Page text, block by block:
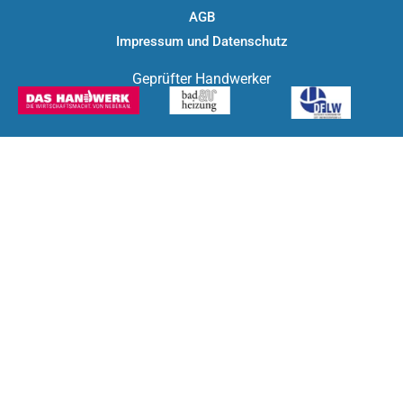
AGB
Impressum und Datenschutz
Geprüfter Handwerker